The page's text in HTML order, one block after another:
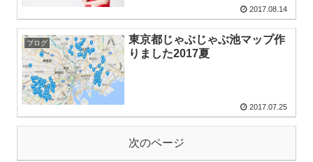
2017.08.14
ブログ
東京都じゃぶじゃぶ池マップ作
りました2017夏
2017.07.25
次のページ